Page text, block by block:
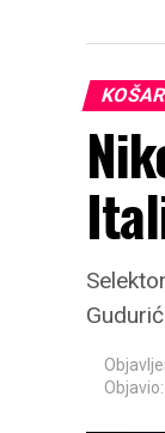
Objavio: